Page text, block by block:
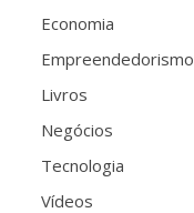
Economia
Empreendedorismo
Livros
Negócios
Tecnologia
Vídeos